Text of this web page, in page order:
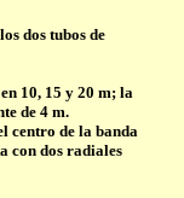
dos tubos de
10, 15 y 20 m; la
de 4 m.
centro de la banda
con dos radiales